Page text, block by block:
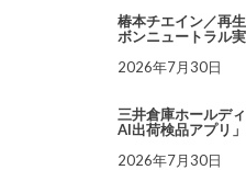
椿本チエイン／再
ボンニュートラル
2026年7月30日
三井倉庫ホールデ
AI出荷検品アプリ
2026年7月30日